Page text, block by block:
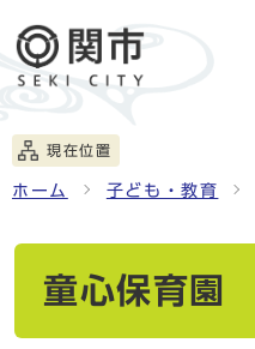
現在位置
ホーム 子ども・教育
童心保育園